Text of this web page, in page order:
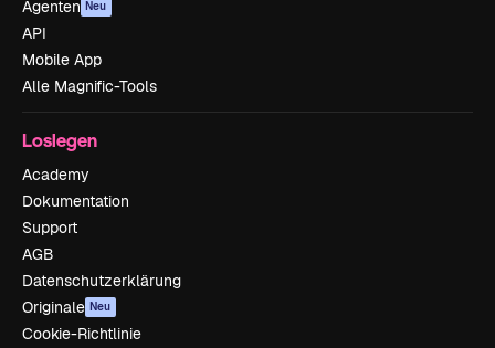
Agenten Neu
API
Mobile App
Alle Magnific-Tools
Loslegen
Academy
Dokumentation
Support
AGB
Datenschutzerklärung
Originale Neu
Cookie-Richtlinie